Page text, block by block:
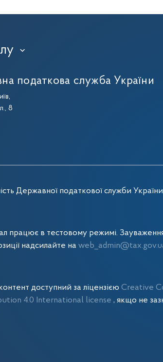
›
податкова служба України
8
Державної податкової служби
працює в тестовому режимі.
надсилайте на
доступний за ліцензією Creative
4.0 International license , якщо не